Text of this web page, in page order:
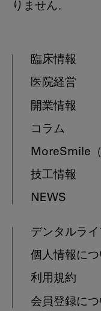
りません。
臨床情報
医院経営
開業情報
コラム
MoreSmile
技工情報
NEWS
デンタルラ
個人情報につ
利用規約
会員登録につ